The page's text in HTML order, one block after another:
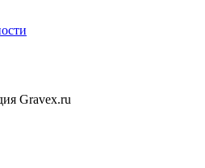
Gravex.ru